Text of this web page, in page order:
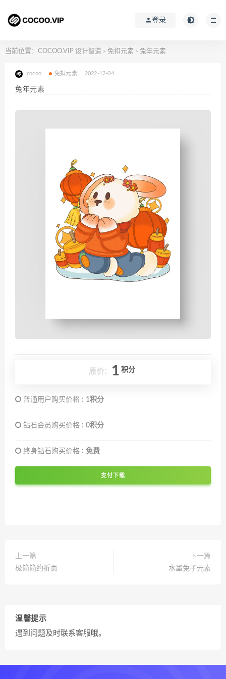
登录
当前位置： COCOO.VIP 设计智造 > 免扣元素 > 兔年元素
cocoo 免扣元素 2022-12-04
兔年元素
原价： 1 积分
普通用户购买价格 : 1积分
钻石会员购买价格 : 0积分
终身钻石购买价格 : 免费
支付下载
上一篇
极简简约折页
下一篇
水墨兔子元素
温馨提示
遇到问题及时联系客服哦。